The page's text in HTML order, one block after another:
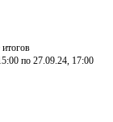
по 27.09.24, 17:00